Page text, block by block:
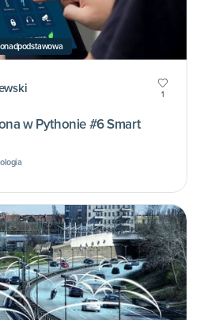
1
w Pythonie #6 Smart